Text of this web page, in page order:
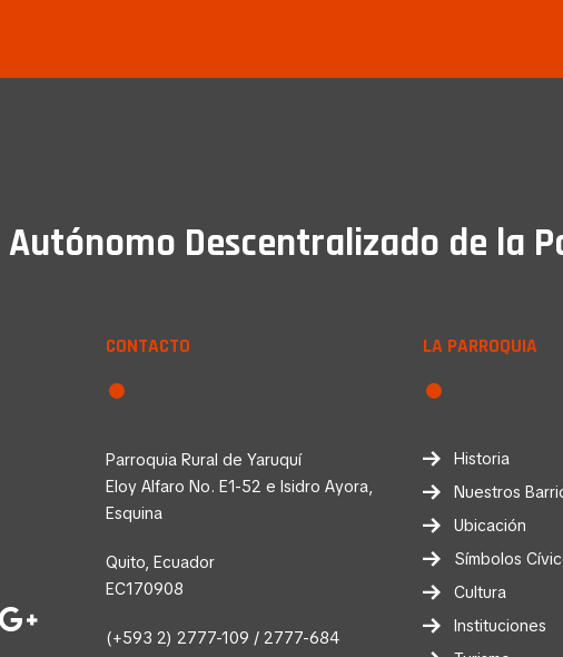
Autónomo Descentralizado de la
CONTACTO
Parroquia Rural de Yaruquí
Eloy Alfaro No. E1-52 e Isidro Ayora,
Esquina
Quito, Ecuador
EC170908
(+593 2) 2777-109 / 2777-684
LA PARROQUIA
Historia
Nuestros
Ubicación
Símbolos
Cultura
Instituciones